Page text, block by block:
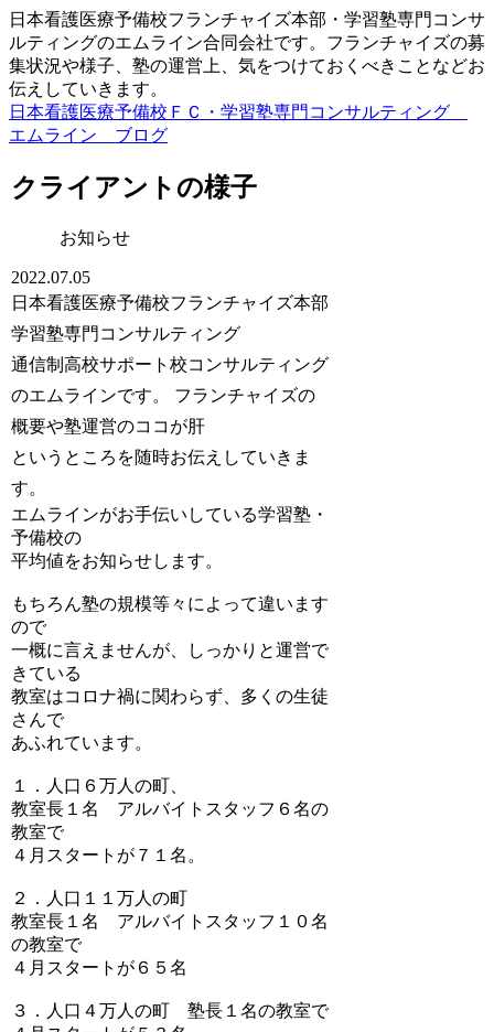
日本看護医療予備校フランチャイズ本部・学習塾専門コンサ
ルティングのエムライン合同会社です。フランチャイズの募
集状況や様子、塾の運営上、気をつけておくべきことなどお
伝えしていきます。
日本看護医療予備校ＦＣ・学習塾専門コンサルティング
エムライン ブログ
クライアントの様子
お知らせ
2022.07.05
日本看護医療予備校フランチャイズ本部
学習塾専門コンサルティング
通信制高校サポート校コンサルティング
のエムラインです。
フランチャイズの
概要や塾運営のココが肝
というところを随時お伝えしていきま
す。
エムラインがお手伝いしている学習塾・
予備校の
平均値をお知らせします。
もちろん塾の規模等々によって違います
ので
一概に言えませんが、しっかりと運営で
きている
教室はコロナ禍に関わらず、多くの生徒
さんで
あふれています。
１．人口６万人の町、
教室長１名 アルバイトスタッフ６名の
教室で
４月スタートが７１名。
２．人口１１万人の町
教室長１名 アルバイトスタッフ１０名
の教室で
４月スタートが６５名
３．人口４万人の町 塾長１名の教室で